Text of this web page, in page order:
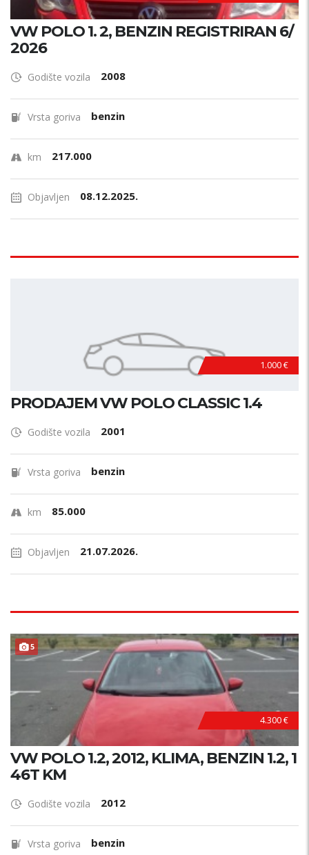
VW POLO 1. 2, BENZIN REGISTRIRAN 6/
2026
Godište vozila 2008
Vrsta goriva benzin
km 217.000
Objavljen 08.12.2025.
1.000 €
PRODAJEM VW POLO CLASSIC 1.4
Godište vozila 2001
Vrsta goriva benzin
km 85.000
Objavljen 21.07.2026.
5 ODRŽAVAN !
4.300 €
VW POLO 1.2, 2012, KLIMA, BENZIN 1.2, 1
46T KM
Godište vozila 2012
Vrsta goriva benzin